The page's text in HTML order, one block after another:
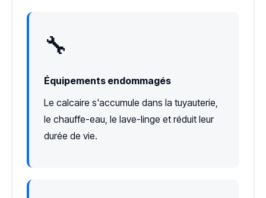
🔧
Équipements endommagés
Le calcaire s'accumule dans la tuyauterie,
le chauffe-eau, le lave-linge et réduit leur
durée de vie.